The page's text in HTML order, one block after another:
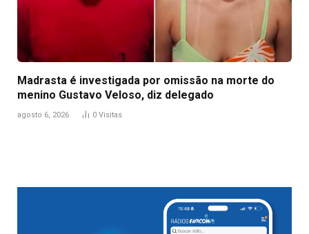
Madrasta é investigada por omissão na morte do
menino Gustavo Veloso, diz delegado
agosto 6, 2026 0 Visitas